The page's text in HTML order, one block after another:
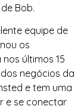
Bob.
equipe de
os
últimos 15
negócios da
e tem uma
e se conectar